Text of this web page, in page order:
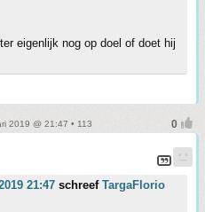
eigenlijk nog op doel of doet hij
2019 @ 21:47 • 113
21:47 schreef TargaFlorio